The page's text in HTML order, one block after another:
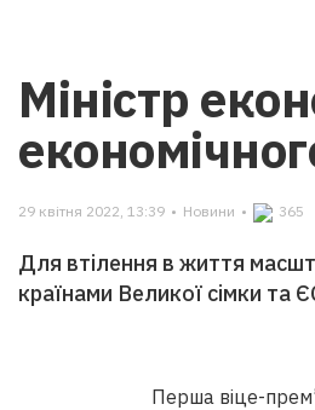
Міністр
29 квітня 2022, 13:39 • Новини • 365
Для втілення в життя
країнами Великої сімки та
Перша віце-